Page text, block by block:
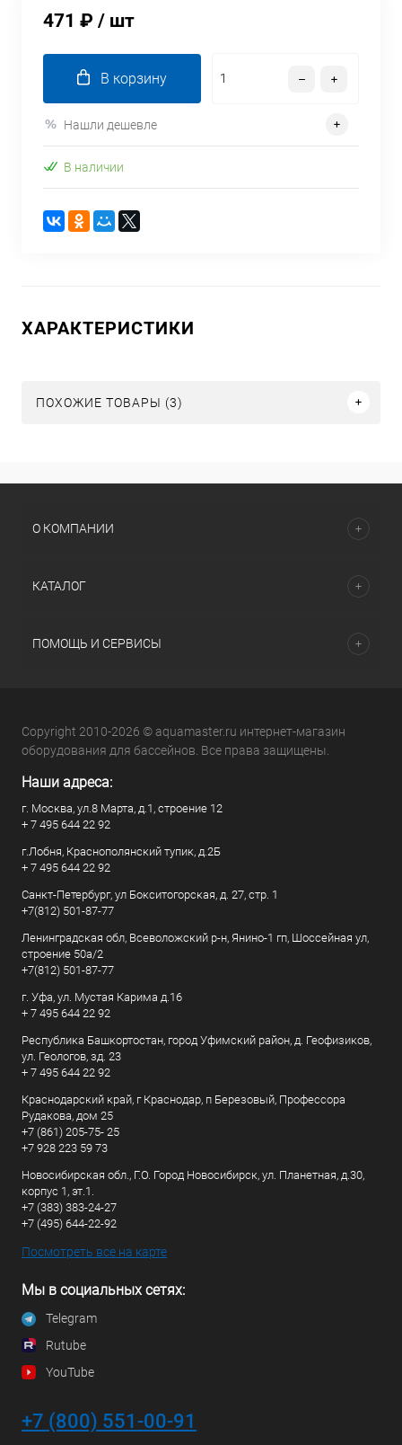
471 ₽ / шт
В корзину
Нашли дешевле
В наличии
ХАРАКТЕРИСТИКИ
ПОХОЖИЕ ТОВАРЫ (3)
О КОМПАНИИ
КАТАЛОГ
ПОМОЩЬ И СЕРВИСЫ
Copyright 2010-2026 © aquamaster.ru интернет-магазин
оборудования для бассейнов. Все права защищены.
Наши адреса:
г. Москва, ул.8 Марта, д.1, строение 12
+ 7 495 644 22 92
г.Лобня, Краснополянский тупик, д.2Б
+ 7 495 644 22 92
Санкт-Петербург, ул Бокситогорская, д. 27, стр. 1
+7(812) 501-87-77
Ленинградская обл, Всеволожский р-н, Янино-1 гп, Шоссейная ул,
строение 50а/2
+7(812) 501-87-77
г. Уфа, ул. Мустая Карима д.16
+ 7 495 644 22 92
Республика Башкортостан, город Уфимский район, д. Геофизиков,
ул. Геологов, зд. 23
+ 7 495 644 22 92
Краснодарский край, г Краснодар, п Березовый, Профессора
Рудакова, дом 25
+7 (861) 205-75- 25
+7 928 223 59 73
Новосибирская обл., Г.О. Город Новосибирск, ул. Планетная, д.30,
корпус 1, эт.1.
+7 (383) 383-24-27
+7 (495) 644-22-92
Посмотреть все на карте
Мы в социальных сетях:
Telegram
Rutube
YouTube
+7 (800) 551-00-91